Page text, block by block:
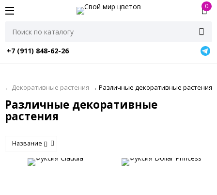
0
+7 (911) 848-62-26
→ Декоративные растения → Различные декоративные растения
Различные декоративные
растения
Название